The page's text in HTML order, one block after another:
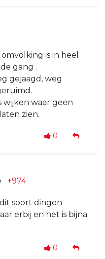
is in heel
gang .
gejaagd, weg
wijken waar geen
zien.
0
+974
soort dingen
erbij en het is bijna
0